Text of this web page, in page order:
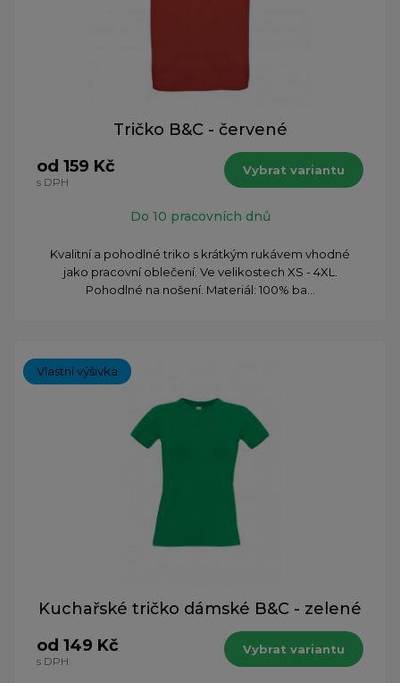
Tričko B&C - červené
od 159 Kč
s DPH
Vybrat variantu
Do 10 pracovních dnů
Kvalitní a pohodlné triko s krátkým rukávem vhodné
jako pracovní oblečení. Ve velikostech XS - 4XL.
Pohodlné na nošení. Materiál: 100% ba...
Vlastní výšivka
Kuchařské tričko dámské B&C - zelené
od 149 Kč
s DPH
Vybrat variantu